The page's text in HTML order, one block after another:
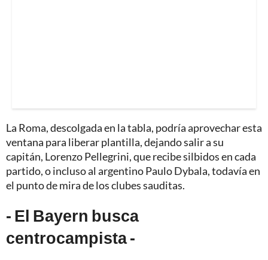
La Roma, descolgada en la tabla, podría aprovechar esta
ventana para liberar plantilla, dejando salir a su
capitán, Lorenzo Pellegrini, que recibe silbidos en cada
partido, o incluso al argentino Paulo Dybala, todavía en
el punto de mira de los clubes sauditas.
- El Bayern busca
centrocampista -